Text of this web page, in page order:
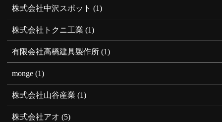
株式会社中沢スポット (1)
株式会社トクニ工業 (1)
有限会社高橋建具製作所 (1)
monge (1)
株式会社山谷産業 (1)
株式会社アオ (5)